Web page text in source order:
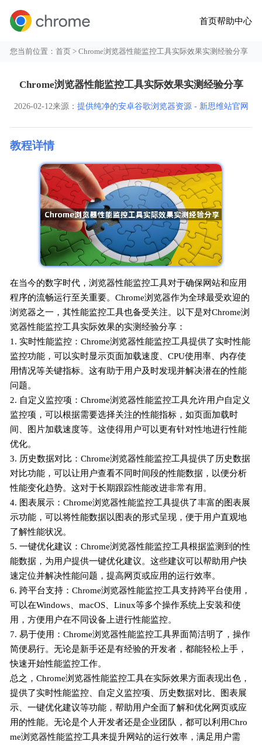
首页帮助中心
您当前位置：首页 > Chrome浏览器性能监控工具实际效果实测经验分享
Chrome浏览器性能监控工具实际效果实测经验分享
2026-02-12来源： 提供纯净的安卓谷歌浏览器资源 - 新思维站官网
教程详情
在当今的数字时代，浏览器性能监控工具对于确保网站和应用
程序的流畅运行至关重要。Chrome浏览器作为全球最受欢迎的
浏览器之一，其性能监控工具也备受关注。以下是对Chrome浏
览器性能监控工具实际效果的实测经验分享：
1. 实时性能监控：Chrome浏览器性能监控工具提供了实时性能
监控功能，可以实时显示页面加载速度、CPU使用率、内存使
用情况等关键指标。这有助于用户及时发现并解决潜在的性能
问题。
2. 自定义监控项：Chrome浏览器性能监控工具允许用户自定义
监控项，可以根据需要选择关注的性能指标，如页面加载时
间、图片加载速度等。这使得用户可以更有针对性地进行性能
优化。
3. 历史数据对比：Chrome浏览器性能监控工具提供了历史数据
对比功能，可以让用户查看不同时间段的性能数据，以便分析
性能变化趋势。这对于长期跟踪性能改进非常有用。
4. 图表展示：Chrome浏览器性能监控工具提供了丰富的图表展
示功能，可以将性能数据以图表的形式呈现，便于用户直观地
了解性能状况。
5. 一键优化建议：Chrome浏览器性能监控工具根据监测到的性
能数据，为用户提供一键优化建议。这些建议可以帮助用户快
速定位并解决性能问题，提高网页或应用的运行效率。
6. 跨平台支持：Chrome浏览器性能监控工具支持跨平台使用，
可以在Windows、macOS、Linux等多个操作系统上安装和使
用，方便用户在不同设备上进行性能监控。
7. 易于使用：Chrome浏览器性能监控工具界面简洁明了，操作
简便易行。无论是新手还是有经验的开发者，都能轻松上手，
快速开始性能监控工作。
总之，Chrome浏览器性能监控工具在实际效果方面表现出色，
提供了实时性能监控、自定义监控项、历史数据对比、图表展
示、一键优化建议等功能，帮助用户全面了解和优化网页或应
用的性能。无论是个人开发者还是企业团队，都可以利用Chro
me浏览器性能监控工具来提升网站的运行效率，满足用户需